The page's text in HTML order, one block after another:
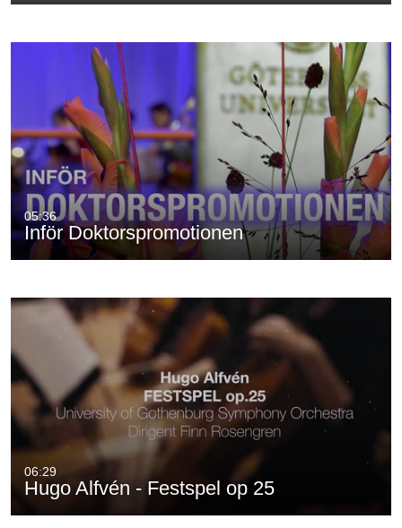
05:36
Inför Doktorspromotionen
06:29
Hugo Alfvén - Festspel op 25